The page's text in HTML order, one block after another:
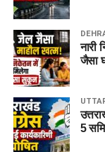
नारी
जैसा
5